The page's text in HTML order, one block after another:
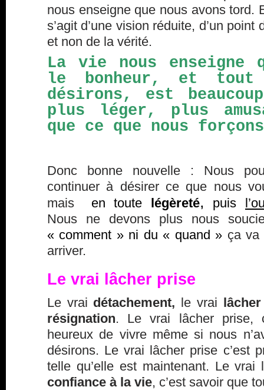
nous enseigne que nous avons tord.
s’agit d’une vision réduite, d’un point
et non de la vérité.
La vie nous
le bonheur, et tout
désirons, est
plus léger, plus
que ce que nous
Donc bonne nouvelle : Nous
continuer à désirer ce que nous
mais en toute légèreté, puis
Nous ne devons plus nous
« comment » ni du « quand » ça va
arriver.
Le vrai lâcher prise
Le vrai détachement, le vrai
résignation. Le vrai lâcher prise,
heureux de vivre même si nous
désirons. Le vrai lâcher prise c’est
telle qu’elle est maintenant. Le vrai
confiance à la vie, c’est savoir que